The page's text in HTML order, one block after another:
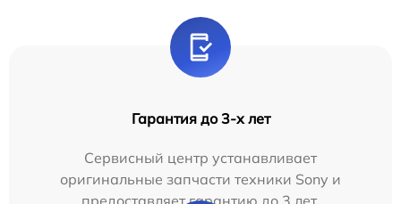
Гарантия до 3-х лет
Сервисный центр устанавливает
оригинальные запчасти техники Sony и